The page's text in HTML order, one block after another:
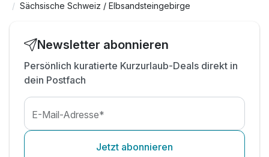
mit Finnischer Sauna, Infrarot Sauna, Fuß
inkl. kuschliger Leihbademantel und Handtücher
inkl. WLAN-Nutzung
inkl. Parkplatznutzung während des Aufenthaltes
Sächsische Schweiz / Elbsandsteingebirge
Newsletter abonnieren
Persönlich kuratierte Kurzurlaub-Deals direkt in
dein Postfach
E-Mail-Adresse*
Jetzt abonnieren